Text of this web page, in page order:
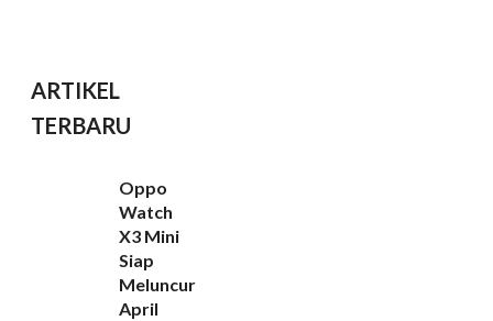
ARTIKEL
TERBARU
Oppo
Watch
X3 Mini
Siap
Meluncur
April